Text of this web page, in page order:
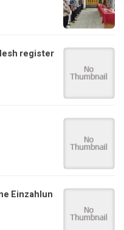
register
Einzahlun